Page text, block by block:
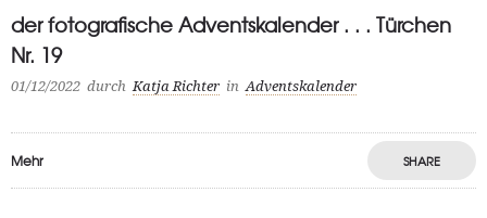
der fotografische Adventskalender . . . Türchen
Nr. 19
01/12/2022 durch Katja Richter in Adventskalender
Mehr SHARE